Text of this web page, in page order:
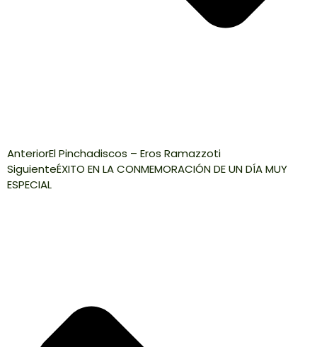
AnteriorEl Pinchadiscos – Eros Ramazzoti
SiguienteÉXITO EN LA CONMEMORACIÓN DE UN DÍA MUY
ESPECIAL